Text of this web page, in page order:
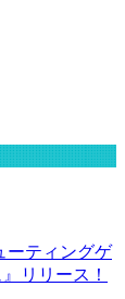
ーティングゲ
リリース！